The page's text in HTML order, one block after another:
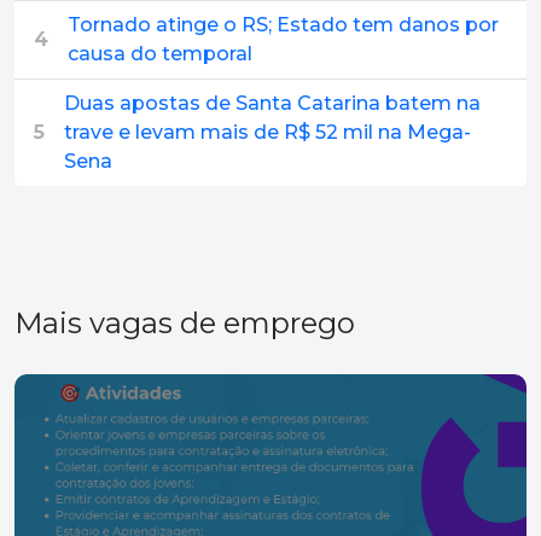
4
Tornado atinge o RS; Estado tem danos por
causa do temporal
5
Duas apostas de Santa Catarina batem na
trave e levam mais de R$ 52 mil na Mega-
Sena
Mais vagas de emprego